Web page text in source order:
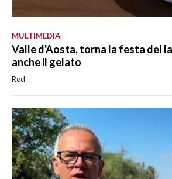
MULTIMEDIA
Valle d'Aosta, torna la festa del
anche il gelato
Red